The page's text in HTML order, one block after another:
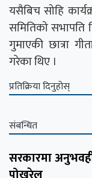
यसैबिच सोहि
समितिको सभापति
गुमाएकी छात्रा
गरेका थिए ।
प्रतिक्रिया दिनुहोस्
संबन्धित
सरकारमा